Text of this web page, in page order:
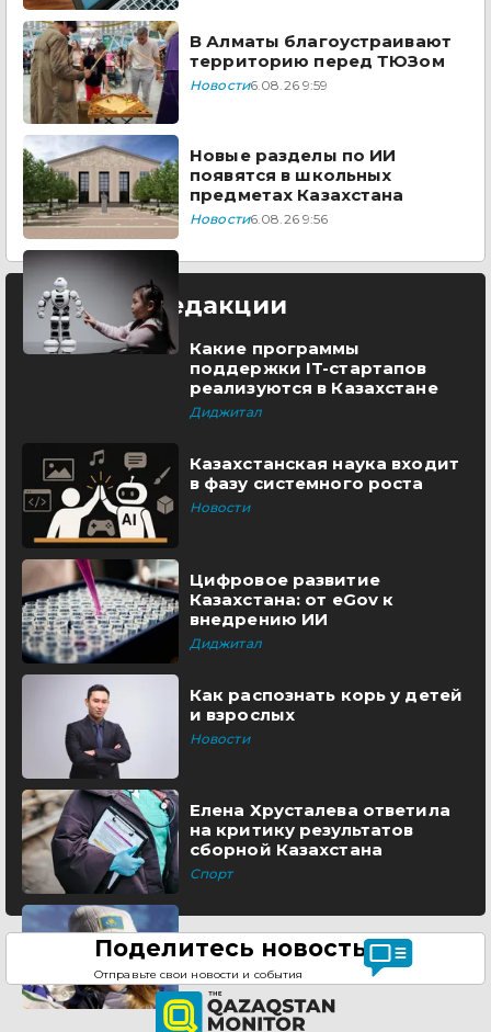
В Алматы благоустраивают
территорию перед ТЮЗом
Новости6.08.26 9:59
Новые разделы по ИИ
появятся в школьных
предметах Казахстана
Новости6.08.26 9:56
Выбор редакции
Какие программы
поддержки IT-стартапов
реализуются в Казахстане
Диджитал
Казахстанская наука входит
в фазу системного роста
Новости
Цифровое развитие
Казахстана: от eGov к
внедрению ИИ
Диджитал
Как распознать корь у детей
и взрослых
Новости
Елена Хрусталева ответила
на критику результатов
сборной Казахстана
Спорт
Поделитесь новостью
Отправьте свои новости и события